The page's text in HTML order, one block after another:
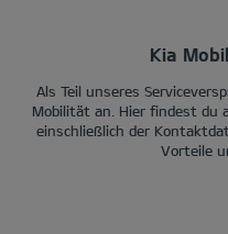
Kia
Als Teil unseres
Mobilität an. Hier findest du
einschließlich der
Vorteile